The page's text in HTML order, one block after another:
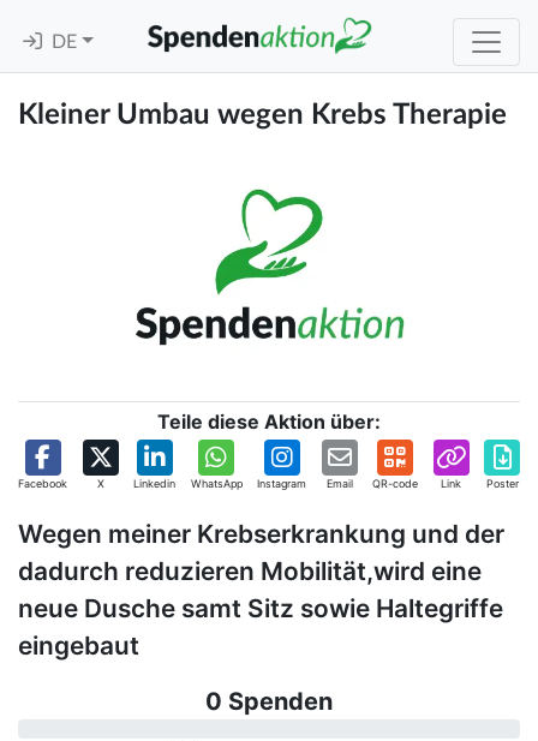
DE
Kleiner Umbau wegen Krebs Therapie
Teile diese Aktion über:
Facebook X Linkedin WhatsApp Instagram Email QR-code Link Poster
Wegen meiner Krebserkrankung und der
dadurch reduzieren Mobilität,wird eine
neue Dusche samt Sitz sowie Haltegriffe
eingebaut
0 Spenden